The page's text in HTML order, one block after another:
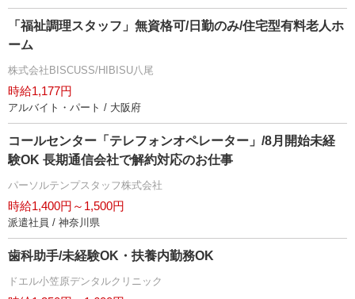
「福祉調理スタッフ」無資格可/日勤のみ/住宅型有料老人ホ
ーム
株式会社BISCUSS/HIBISU八尾
時給1,177円
アルバイト・パート / 大阪府
コールセンター「テレフォンオペレーター」/8月開始未経
験OK 長期通信会社で解約対応のお仕事
パーソルテンプスタッフ株式会社
時給1,400円～1,500円
派遣社員 / 神奈川県
歯科助手/未経験OK・扶養内勤務OK
ドエル小笠原デンタルクリニック